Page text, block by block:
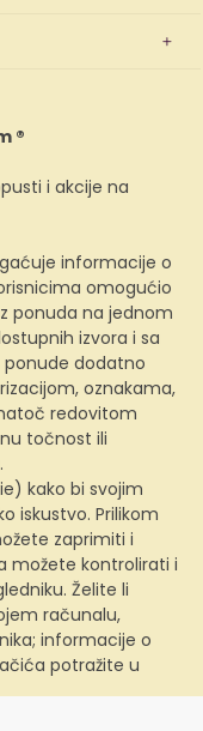
®
i akcije na
informacije o
omogućio
ponuda na jednom
izvora i sa
dodatno
oznakama,
redovitom
točnost ili
kako bi svojim
iskustvo. Prilikom
zaprimiti i
možete kontrolirati i
Želite li
računalu,
informacije o
potražite u